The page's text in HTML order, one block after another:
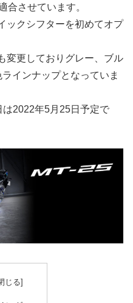
合させています。
ックシフターを初めてオプ
変更しておりグレー、ブル
インナップとなっていま
2022年5月25日予定で